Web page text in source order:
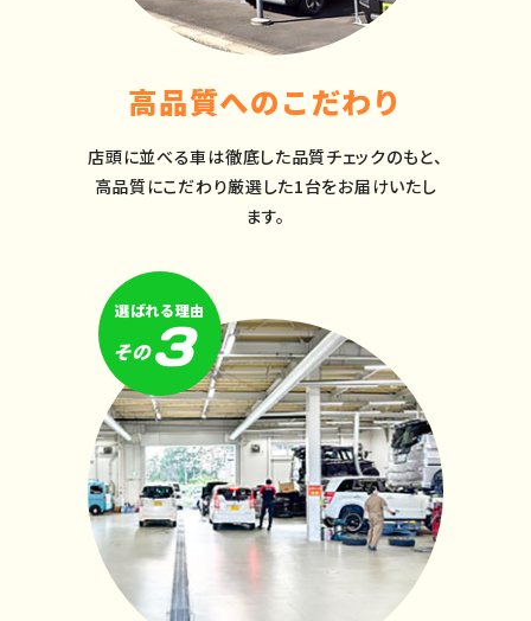
高品質へのこだわり
店頭に並べる車は徹底した品質チェックのもと、
高品質にこだわり厳選した1台をお届けいたし
ます。
選ばれる理由
その3